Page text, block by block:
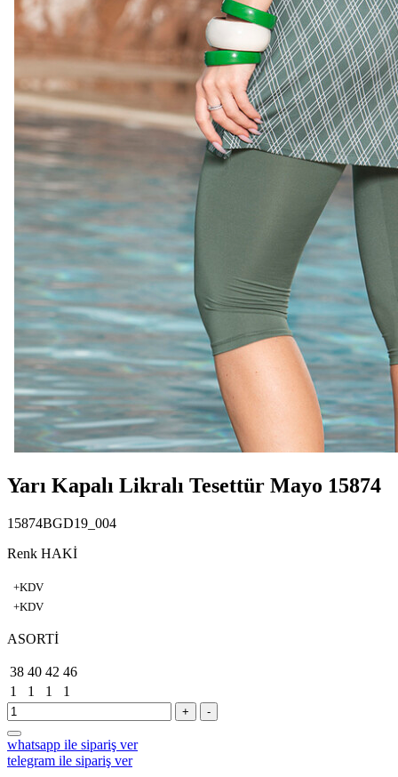
Yarı Kapalı Likralı Tesettür Mayo 15874
15874BGD19_004
Renk HAKİ
+KDV
+KDV
ASORTİ
38 40 42 46
1
1 1 1
+ -
whatsapp ile sipariş ver
telegram ile sipariş ver